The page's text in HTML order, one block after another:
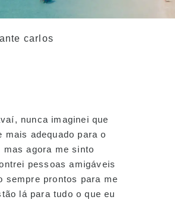
nunca imaginei que
mais adequado para o
mas agora me sinto
pessoas amigáveis
sempre prontos para me
lá para tudo o que eu